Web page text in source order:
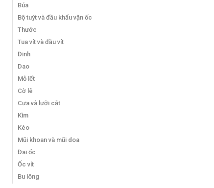
Búa
Bộ tuýt và đầu khẩu vặn ốc
Thước
Tua vít và đầu vít
Đinh
Dao
Mỏ lết
Cờ lê
Cưa và lưỡi cắt
Kìm
Kéo
Mũi khoan và mũi doa
Đai ốc
Ốc vít
Bu lông